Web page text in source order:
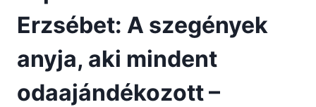
Erzsébet: A szegények
anyja, aki mindent
odaajándékozott –